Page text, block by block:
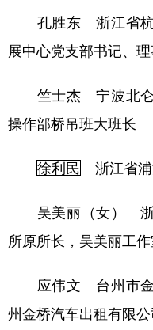
孔胜东 浙江省杭
展中心党支部书记、理
竺士杰 宁波北仑
操作部桥吊班大班长
徐利民 浙江省浦
吴美丽（女） 浙
所原所长，吴美丽工作
应伟文 台州市金
州金桥汽车出租有限